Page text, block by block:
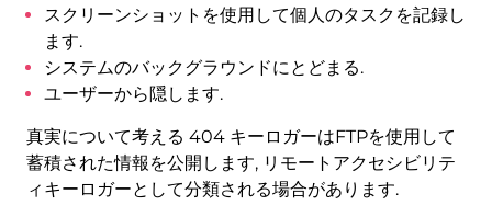
スクリーンショットを使用して個人のタスクを記録し
ます.
システムのバックグラウンドにとどまる.
ユーザーから隠します.
真実について考える 404 キーロガーはFTPを使用して
蓄積された情報を公開します, リモートアクセシビリテ
ィキーロガーとして分類される場合があります.